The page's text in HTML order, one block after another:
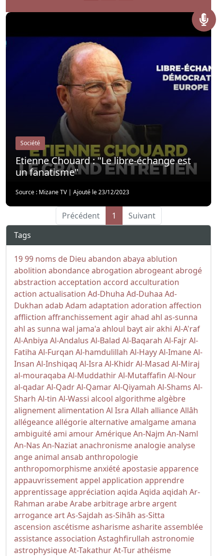
Société
Etienne Chouard : "Le libre-échange est
un fanatisme"
Source : Mizane TV | Ajouté le 23/12/2023
Précédent 1
Suivant
Tags
1999 noms de Dieu abandon abaya ablution
abolition abondanceabrogation abrogeantabrogé
abstraction acceptation accord acculturation
action actualisation Ad-Dhuha Ad-Duhaa Ad-
Dukhan adab Adam adaptation adoration affection
affliction affranchissementagirahad ahl as-sunna
ahl as sunna wal jama'a ahloul baytairakhi Al-A'raf
Al-Anbiya Al-Andalus Al-Balad Al-Baqarah Al-FajrAl-
Fatiha Al-Furqan Al-hamdulillah Al-HayyAl-ImaneAl-
Insan Al-Inshiqaq Al-Isra Al-KhidrAl-Masad Al-Miraj
al-mouraqaba Al-MuddathirAl-Mutaffafin Al-Nour
al-qadarAl-QadrAl-QamarAl-Qiyamah Al-Shams Al-
Sharh Al-tin Al-Wassi alcool algorithmealgèbre
alignementalimentation Al Isra Allah allianceAllâh
allégeanceallégoriealternativeamalgameamana
ambiguitéami amourAmériqueAn-Najm An-Naml
An-Nas An-Naziatanachronismeanalogieanalyse
angeanimal ansab anthropologie
anthropomorphismeanxiétéapostasieapparence
appauvrissementappel application apprendre
apprentissageappréciation aqida Aqida aqidah Ar-
Rahman arabeArabearbitragearbreargent
arroganceartAs-Sajdah as-Sihâh as-Sitta
ascension ascétismeasharismeashariteassemblée
assistanceassociation Astaghfirullah astronomie
astrophysiqueAt-TakathurAt-Turathéisme